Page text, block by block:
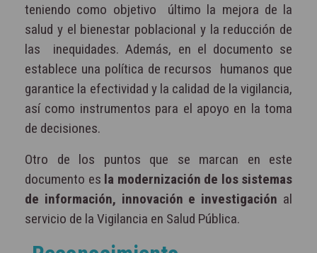
teniendo como objetivo
último la mejora de la
salud y el bienestar poblacional y la reducción de
las
inequidades. Además, en el documento se
establece una política de recursos
humanos que
garantice la efectividad y la calidad de la vigilancia,
así como instrumentos para el apoyo en la toma
de decisiones.
Otro de los puntos que se marcan en este
documento es la modernización de los sistemas
de información, innovación e investigación al
servicio de la Vigilancia en Salud Pública.